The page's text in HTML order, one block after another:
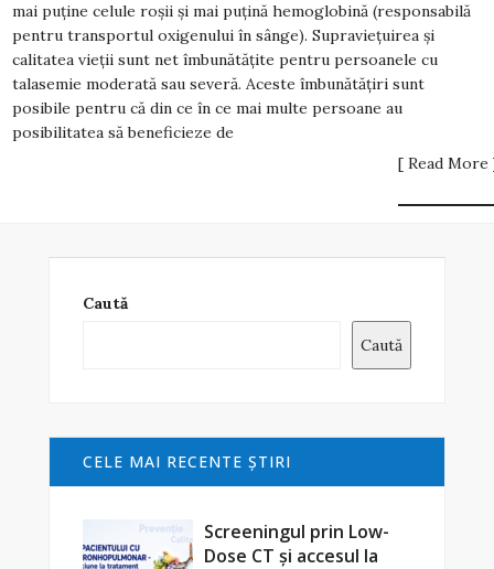
mai puține celule roșii și mai puțină hemoglobină (responsabilă
pentru transportul oxigenului în sânge). Supraviețuirea și
calitatea vieții sunt net îmbunătățite pentru persoanele cu
talasemie moderată sau severă. Aceste îmbunătățiri sunt
posibile pentru că din ce în ce mai multe persoane au
posibilitatea să beneficieze de
[ Read More
Caută
Caută
CELE MAI RECENTE ŞTIRI
Screeningul prin Low-
Dose CT și accesul la